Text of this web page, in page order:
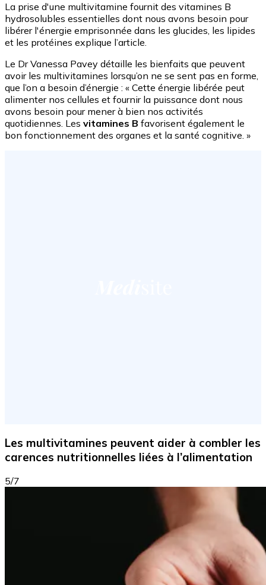
La prise d'une multivitamine fournit des vitamines B
hydrosolubles essentielles dont nous avons besoin pour
libérer l'énergie emprisonnée dans les glucides, les lipides
et les protéines explique l’article.
Le Dr Vanessa Pavey détaille les bienfaits que peuvent
avoir les multivitamines lorsqu’on ne se sent pas en forme,
que l’on a besoin d’énergie : « Cette énergie libérée peut
alimenter nos cellules et fournir la puissance dont nous
avons besoin pour mener à bien nos activités
quotidiennes. Les vitamines B favorisent également le
bon fonctionnement des organes et la santé cognitive. »
Les multivitamines peuvent aider à combler les
carences nutritionnelles liées à l’alimentation
5/7